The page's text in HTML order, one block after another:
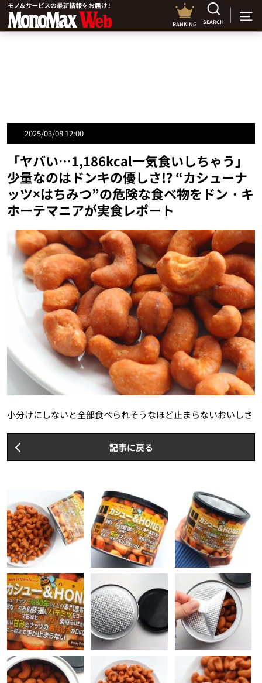
RANKING SEARCH
2025/03/08 12:00
「ヤバい…1,186kcal一気食いしちゃう」
少量なのはドンキの優しさ!? “カシューナ
ッツ×はちみつ”の危険な食べ物をドン・キ
ホーテマニアが実食レポート
小分けにしないと全部食べられそうなほど止まらないおいしさ
記事に戻る